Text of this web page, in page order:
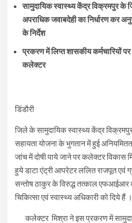
सामुदायिक स्वास्थ्य केंद्र विक्रमपुर के
अपराधिक जवाबदेही का निर्धारण कर
के निर्देश
प्रकरण में लिप्त शासकीय कर्मचारियों पर
कलेक्टर
डिंडौरी
जिले के सामुदायिक स्वास्थ्य केंद्र
सहायता योजना के भुगतान में हुई
जांच में दोषी पाये जाने पर कलेक्टर विकास
हुये डाटा एंट्री आपरेटर ललित राजपूत एवं
सन्तोष ठाकुर के विरुद्ध तत्काल एफआईआर
चिकित्सा एवं स्वास्थ्य अधिकारी को दिये हैं ।
कलेक्टर मिश्रा ने इस प्रकरण में